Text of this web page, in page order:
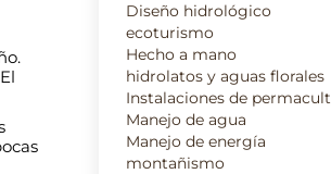
Diseño hidrológico
ecoturismo
Hecho a mano
hidrolatos y aguas florales
Instalaciones de
Manejo de agua
Manejo de energía
montañismo